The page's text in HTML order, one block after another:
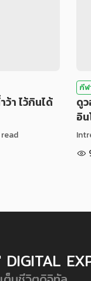
า ไว้กินได้
read
กีฬ
ดู
อิ